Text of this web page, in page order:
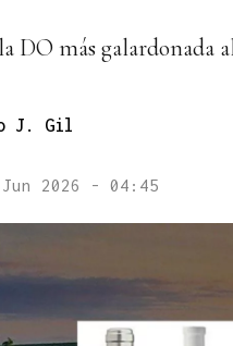
DO más galardonada
J. Gil
2026 - 04:45